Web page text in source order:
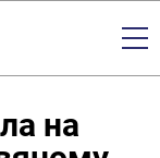
на